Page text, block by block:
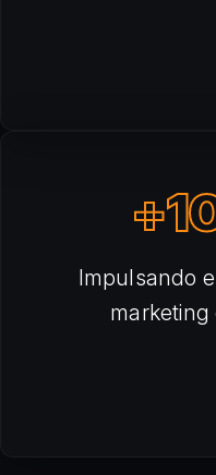
Impulsando
marketing